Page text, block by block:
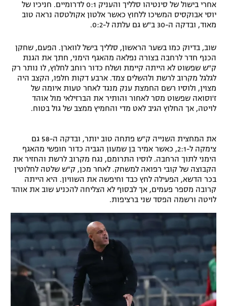
אחרי בישול של סינטיהו סלליך והעניק 0:1 לדרומיים. חניכיו של
יוסי אבוקסיס המשיכו ללחוץ כאשר אלטון אקולטסה נראה טוב
מאוד, ובדקה ה-30 ב"ש גם עלתה ל-0:2.
שוב, בדיוק כמו בשער הראשון, סלליך בישל לווארן. הפעם, שחקן
הכנף חדר לרחבה בצורה נפלאה מהאגף הימני, חתך את הגנת
ק"ש שפשוט לא הייתה קיימת ושלח כדור רוחב לחלוץ, לו נותר רק
לגלגל מקרוב לרשת ולהשלים צמד. ארבע דקות חלפו, הקצב היה
מצוין, ולוסיו רשם החמצת ענק מנגד לאחר טעות איומה של
ז'וסואה שפשוט מסר לאחור והותיר את הברזילאי מול אוהד
לויטה, אך החלוץ הגיב לאט מדי והחמיץ ממצב של גול בטוח.
את המחצית השנייה ק"ש פתחה טוב יותר, ובדקה ה-58 גם
צימקה ל-2:1, כאשר אמיר בן שמעון הגביה כדור חופשי מהאגף
הימני לתוך הרחבה. לוסיו התרומם, נגח מקרוב לרשת והחזיר את
הקבוצה של קובי רפואה למשחק. לאחר מכן, ק"ש שלטה לחלוטין
בכר הדשא, הפעילה לחץ כבד וחיפשה את השוויון. היא הייתה
קרובה מספר פעמים, אך לבסוף לא הצליחה להכניע שוב את אוהד
לויטה ורשמה הפסד שני ברציפות.